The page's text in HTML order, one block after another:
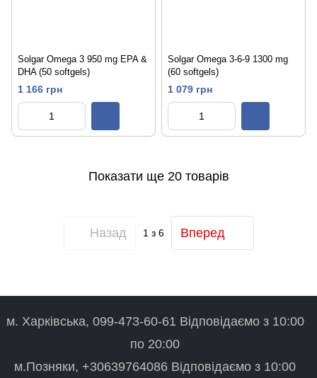
Solgar Omega 3 950 mg EPA &
DHA (50 softgels)
1 166 грн
Solgar Omega 3-6-9 1300 mg
(60 softgels)
1 079 грн
Показати ще 20 товарів
Назад 1з 6 Вперед
м. Харківська, 099-473-60-61 Відповідаємо з 10:00
по 20:00
м.Позняки, +30639764086 Відповідаємо з 10:00